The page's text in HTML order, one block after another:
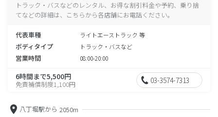
トラック・バスなどのレンタル、お得な割引料金や予約、乗り捨
てなどの詳細は、こちらから各店舗にお電話ください。
代表車種 ライトエーストラック 等
ボディタイプ トラック・バスなど
営業時間 08:00-20:00
6時間まで5,500円
免責補償制度1,100円 03-3574-7313
八丁堀駅から 2050m